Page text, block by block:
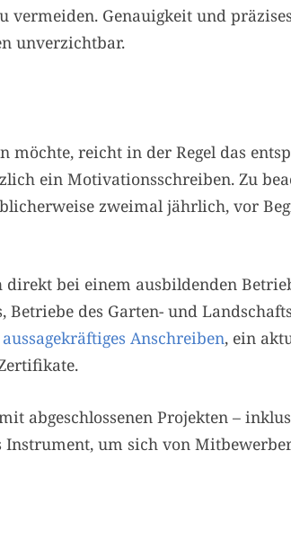
vermeiden. Genauigkeit und
unverzichtbar.
reicht in der Regel das
ein Motivationsschreiben. Zu
zweimal jährlich, vor
bei einem ausbildenden
des Garten- und
aussagekräftiges Anschreiben, ein
abgeschlossenen Projekten –
um sich von